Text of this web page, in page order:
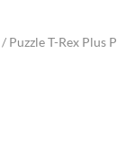
/ Puzzle T-Rex Plus